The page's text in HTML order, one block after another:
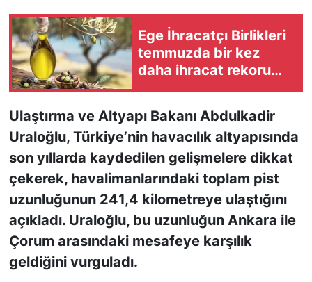
Ege İhracatçı Birlikleri
temmuzda bir kez
daha ihracat rekoru
Ulaştırma ve Altyapı Bakanı Abdulkadir
Uraloğlu, Türkiye’nin havacılık altyapısında
son yıllarda kaydedilen gelişmelere dikkat
çekerek, havalimanlarındaki toplam pist
uzunluğunun 241,4 kilometreye ulaştığını
açıkladı. Uraloğlu, bu uzunluğun Ankara ile
Çorum arasındaki mesafeye karşılık
geldiğini vurguladı.
KONGRE HABERLERİ
KONGRE TAKVİMİ
BİYOGRAFİLER